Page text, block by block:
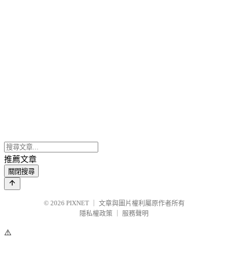
推薦文章
關閉搜尋
© 2026 PIXNET
文章與圖片權利屬原作者所有
隱私權政策
服務聲明
⚠️